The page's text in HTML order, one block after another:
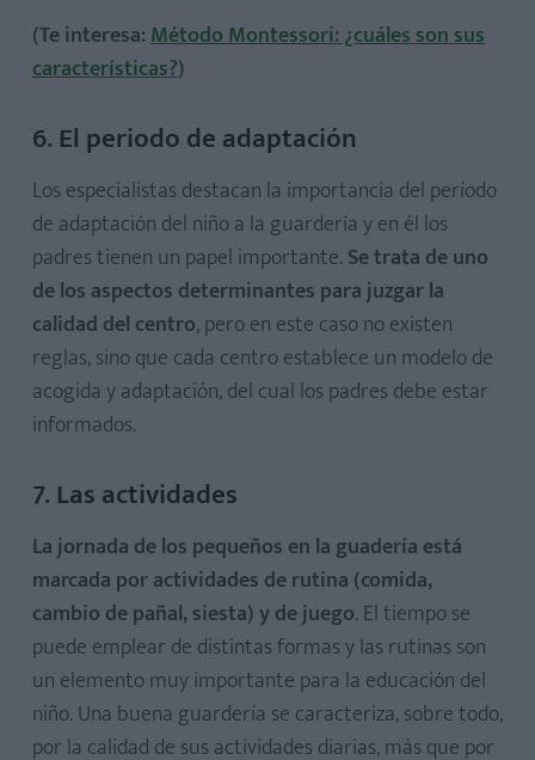
(Te interesa:Método Montessori: ¿cuáles son sus
características?)
6. El periodo de adaptación
Los especialistas destacan la importancia del período
de adaptación del niño a la guardería y en él los
padres tienen un papel importante. Se trata de uno
de los aspectos determinantes para juzgar la
calidad del centro, pero en este caso no existen
reglas, sino que cada centro establece un modelo de
acogida y adaptación, del cual los padres debe estar
informados.
7. Las actividades
La jornada de los pequeños en la guadería está
marcada por actividades de rutina (comida,
cambio de pañal, siesta) y de juego. El tiempo se
puede emplear de distintas formas y las rutinas son
un elemento muy importante para la educación del
niño. Una buena guardería se caracteriza, sobre todo,
por la calidad de sus actividades diarias, más que por